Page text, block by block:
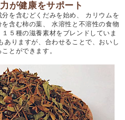
が健康をサポート
を含むどくだみを始め、 カリウムを
含む柿の葉、 水溶性と不溶性の食物
５種の滋養素材をブレンドしていま
ありますが、合わせることで、おいし
とができます。